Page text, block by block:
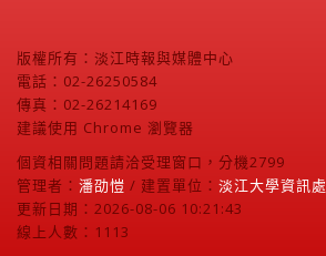
版權所有：淡江時報與媒體中心
電話：02-26250584
傳真：02-26214169
建議使用 Chrome 瀏覽器
個資相關問題請洽受理窗口，分機2799
管理者： 潘劭愷 / 建置單位： 淡江大學資訊處
更新日期：2026-08-06 10:21:43
線上人數：1113